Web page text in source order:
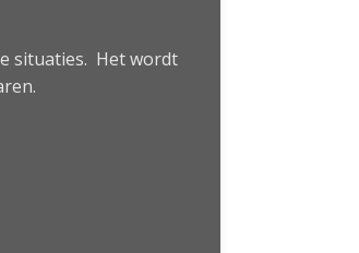
situaties. Het wordt